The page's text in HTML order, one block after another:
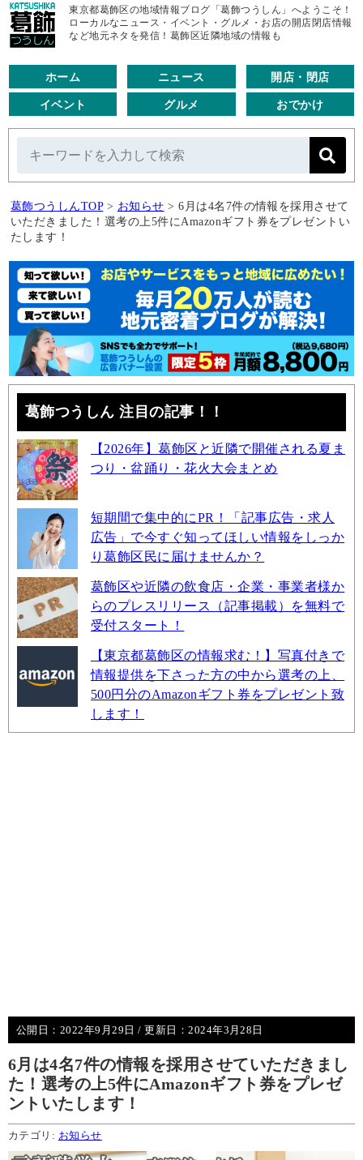
東京都葛飾区の地域情報ブログ「葛飾つうしん」へようこそ！
ローカルなニュース・イベント・グルメ・お店の開店閉店情報
など地元ネタを発信！葛飾区近隣地域の情報も
ホーム ニュース 開店・閉店
イベント グルメ おでかけ
葛飾つうしんTOP > お知らせ > 6月は4名7件の情報を採用させて
いただきました！選考の上5件にAmazonギフト券をプレゼントい
たします！
葛飾つうしん 注目の記事！！
【2026年】葛飾区と近隣で開催される夏ま
つり・盆踊り・花火大会まとめ
短期間で集中的にPR！「記事広告・求人
広告」で今すぐ知ってほしい情報をしっか
り葛飾区民に届けませんか？
葛飾区や近隣の飲食店・企業・事業者様か
らのプレスリリース（記事掲載）を無料で
受付スタート！
【東京都葛飾区の情報求む！】写真付きで
情報提供を下さった方の中から選考の上、
500円分のAmazonギフト券をプレゼント致
します！
公開日： 2022年9月29日 / 更新日：2024年3月28日
6月は4名7件の情報を採用させていただきまし
た！選考の上5件にAmazonギフト券をプレゼ
ントいたします！
カテゴリ: お知らせ